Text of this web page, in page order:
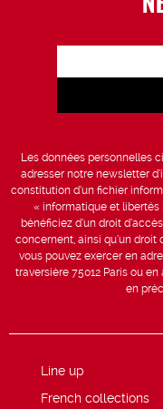
Les données personnelles
adresser notre newsletter
constitution d’un fichier
« informatique et libertés
bénéficiez d’un droit
concernent, ainsi qu’un droit
vous pouvez exercer en
traversière 75012 Paris ou
en
Line up
French collections